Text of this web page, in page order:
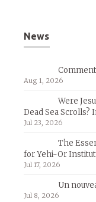
News
Aug 1, 2026
Were
Dead Sea Scrolls?
Jul 23, 2026
The
for Yehi-Or
Jul 17, 2026
Un
Jul 8, 2026